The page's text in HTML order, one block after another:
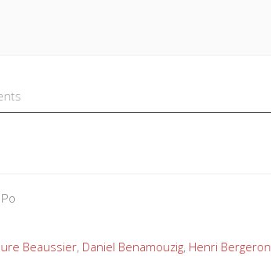
Beaussier, Daniel Benamouzig, Henri Bergeron